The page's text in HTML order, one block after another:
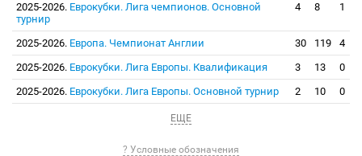
2025-2026. Еврокубки. Лига чемпионов. Основной
турнир
4 8 1
2025-2026. Европа. Чемпионат Англии 30 119
4
2025-2026. Еврокубки. Лига Европы. Квалификация 3 13
0
2025-2026. Еврокубки. Лига Европы. Основной турнир 2 10 0
ЕЩЕ
? Условные обозначения